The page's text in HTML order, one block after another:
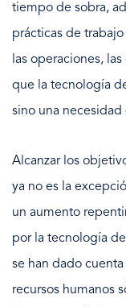
tiempo de sobra,
prácticas de
las operaciones,
que la tecnología
sino una
Alcanzar los
ya no es la
un aumento
por la tecnología
se han dado
recursos humanos